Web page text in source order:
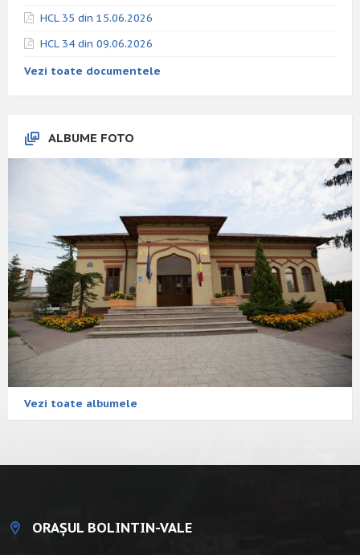
HCL 35 din 15.06.2026
HCL 34 din 09.06.2026
Vezi toate documentele
ALBUME FOTO
Vezi toate albumele
ORAȘUL BOLINTIN-VALE